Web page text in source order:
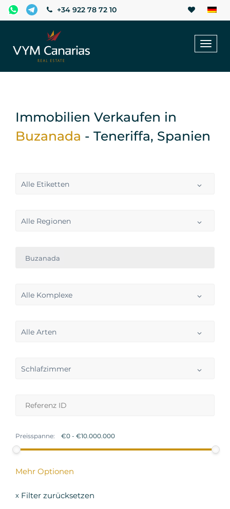
+34 922 78 72 10
Immobilien Verkaufen in
Buzanada - Teneriffa, Spanien
Alle Etiketten
Alle Regionen
Buzanada
Alle Komplexe
Alle Arten
Schlafzimmer
Preisspanne:
Mehr Optionen
x Filter zurücksetzen